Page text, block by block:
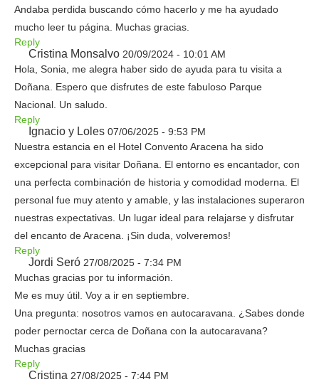
Andaba perdida buscando cómo hacerlo y me ha ayudado
mucho leer tu página. Muchas gracias.
Reply
Cristina Monsalvo 20/09/2024 - 10:01 AM
Hola, Sonia, me alegra haber sido de ayuda para tu visita a
Doñana. Espero que disfrutes de este fabuloso Parque
Nacional. Un saludo.
Reply
Ignacio y Loles 07/06/2025 - 9:53 PM
Nuestra estancia en el Hotel Convento Aracena ha sido
excepcional para visitar Doñana. El entorno es encantador, con
una perfecta combinación de historia y comodidad moderna. El
personal fue muy atento y amable, y las instalaciones superaron
nuestras expectativas. Un lugar ideal para relajarse y disfrutar
del encanto de Aracena. ¡Sin duda, volveremos!
Reply
Jordi Seró 27/08/2025 - 7:34 PM
Muchas gracias por tu información.
Me es muy útil. Voy a ir en septiembre.
Una pregunta: nosotros vamos en autocaravana. ¿Sabes donde
poder pernoctar cerca de Doñana con la autocaravana?
Muchas gracias
Reply
Cristina 27/08/2025 - 7:44 PM